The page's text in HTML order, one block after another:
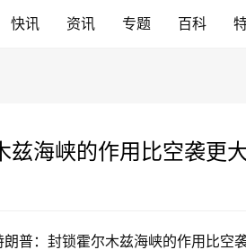
快讯 资讯 专题 百科
兹海峡的作用比空袭更
普：封锁霍尔木兹海峡的作用比空袭